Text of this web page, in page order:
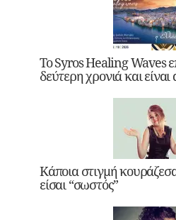
Το Syros Healing Waves
δεύτερη χρονιά και
Κάποια στιγμή
είσαι “σωστός”